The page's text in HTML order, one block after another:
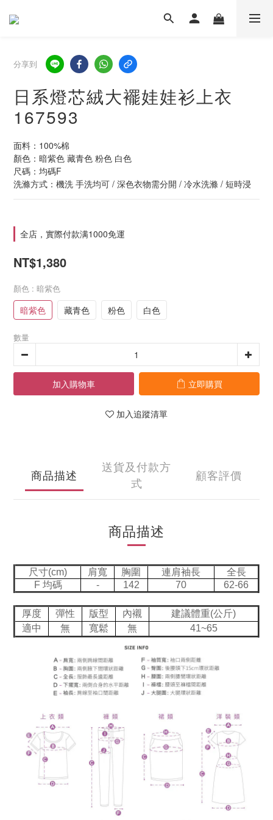
分享到
日系燈芯絨大襬娃娃衫上衣
167593
面料：100%棉
顏色：暗紫色 藏青色 粉色 白色
尺碼：均碼F
洗滌方式：機洗 手洗均可 / 深色衣物需分開 / 冷水洗滌 / 短時浸
全店，實際付款满1000免運
NT$1,380
顏色 : 暗紫色
暗紫色 藏青色 粉色 白色
數量
加入購物車 立即購買
加入追蹤清單
商品描述
送貨及付款方
式
顧客評價
商品描述
尺寸(cm) 肩寬 胸圍 連肩袖長
全長
F 均碼
- 142 70 62-66
厚度 彈性 版型 內襯
建議體重(公斤)
適中
無 寬鬆 無 41~65